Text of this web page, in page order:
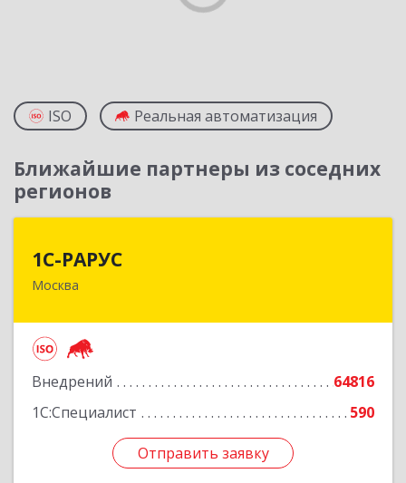
ISO Реальная автоматизация
Ближайшие партнеры из соседних
регионов
1С-РАРУС
Москва
Внедрений
64816
1С:Специалист
590
Отправить заявку
127434, Москва г, Дмитровское ш, дом № 9Б
Отправить заявку